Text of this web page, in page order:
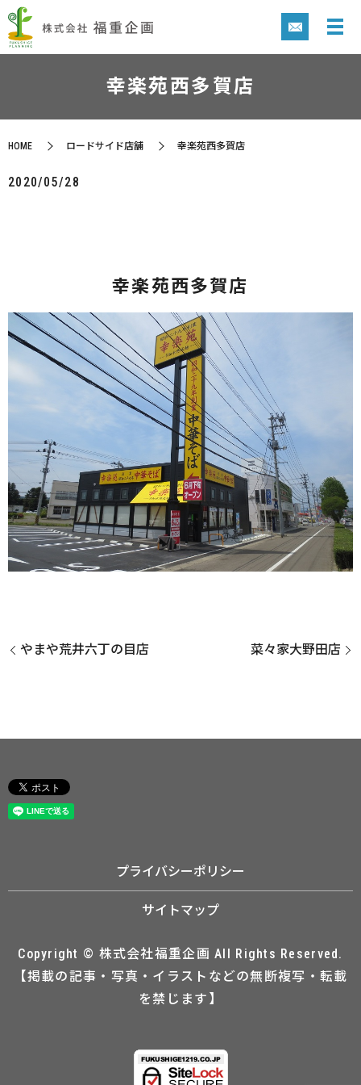
幸楽苑西多賀店
HOME ロードサイド店舗 幸楽苑西多賀店
2020/05/28
幸楽苑西多賀店
やまや荒井六丁の目店 菜々家大野田店
プライバシーポリシー
サイトマップ
Copyright © 株式会社福重企画 All Rights Reserved.
【掲載の記事・写真・イラストなどの無断複写・転載
を禁じます】